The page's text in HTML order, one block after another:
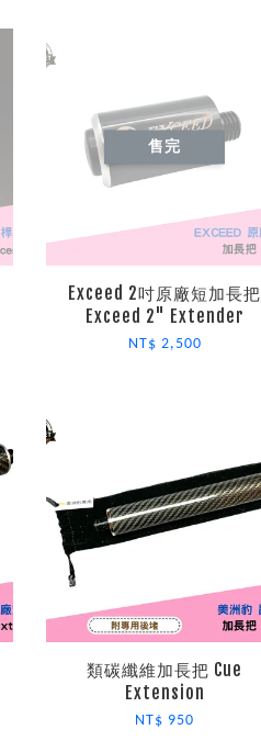
售完
Exceed 2吋原廠短加長把
Exceed 2" Extender
NT$ 2,500
類碳纖維加長把 Cue
Extension
NT$ 950